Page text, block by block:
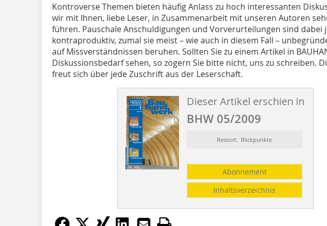
Kontroverse Themen bieten häufig Anlass zu hoch interessanten
wir mit Ihnen, liebe Leser, in Zusammenarbeit mit unseren Autoren
führen. Pauschale Anschuldigungen und Vorverurteilungen sind dabei
kontraproduktiv, zumal sie meist – wie auch in diesem Fall –
auf Missverständnissen beruhen. Sollten Sie zu einem Artikel in
Diskussionsbedarf se­hen, so zögern Sie bitte nicht, uns zu schreiben.
freut sich über jede Zuschrift aus der Leserschaft.
Dieser Artikel erschien in
BHW 05/2009
Ressort: Blickpunkte
Abonnement
Inhaltsverzeichnis